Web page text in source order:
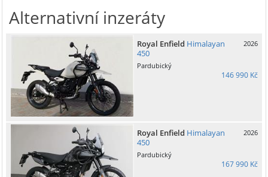
Alternativní inzeráty
Royal Enfield Himalayan
450
2026
Pardubický
146 990 Kč
Royal Enfield Himalayan
450
2026
Pardubický
167 990 Kč